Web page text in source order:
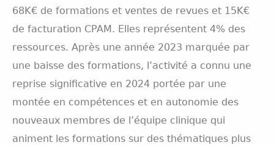
68K€ de formations et ventes de revues et 15K€
de facturation CPAM. Elles représentent 4% des
ressources. Après une année 2023 marquée par
une baisse des formations, l’activité a connu une
reprise significative en 2024 portée par une
montée en compétences et en autonomie des
nouveaux membres de l’équipe clinique qui
animent les formations sur des thématiques plus